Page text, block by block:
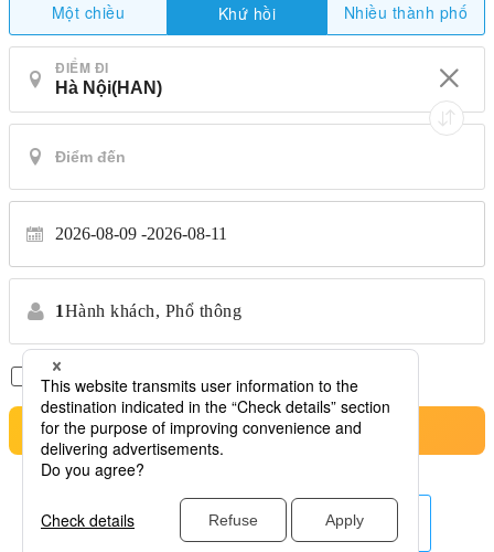
Một chiều Khứ hồi Nhiều thành phố
ĐIỂM ĐI
2026-08-09 2026-08-11
1Hành khách, Phổ thông
Chỉ có chuyến bay thẳng *Không chuyển nhượng
Tìm kiếm
hãng hàng không khác ở đây.